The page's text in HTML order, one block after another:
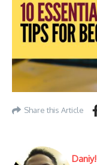
Share this Article
Daniy!